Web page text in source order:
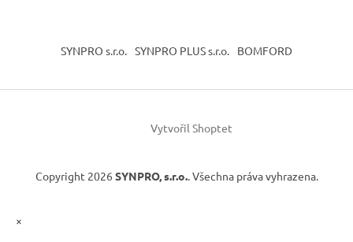
SYNPRO s.r.o. SYNPRO PLUS s.r.o. BOMFORD
Vytvořil Shoptet
Copyright 2026 SYNPRO, s.r.o.. Všechna práva vyhrazena.
×